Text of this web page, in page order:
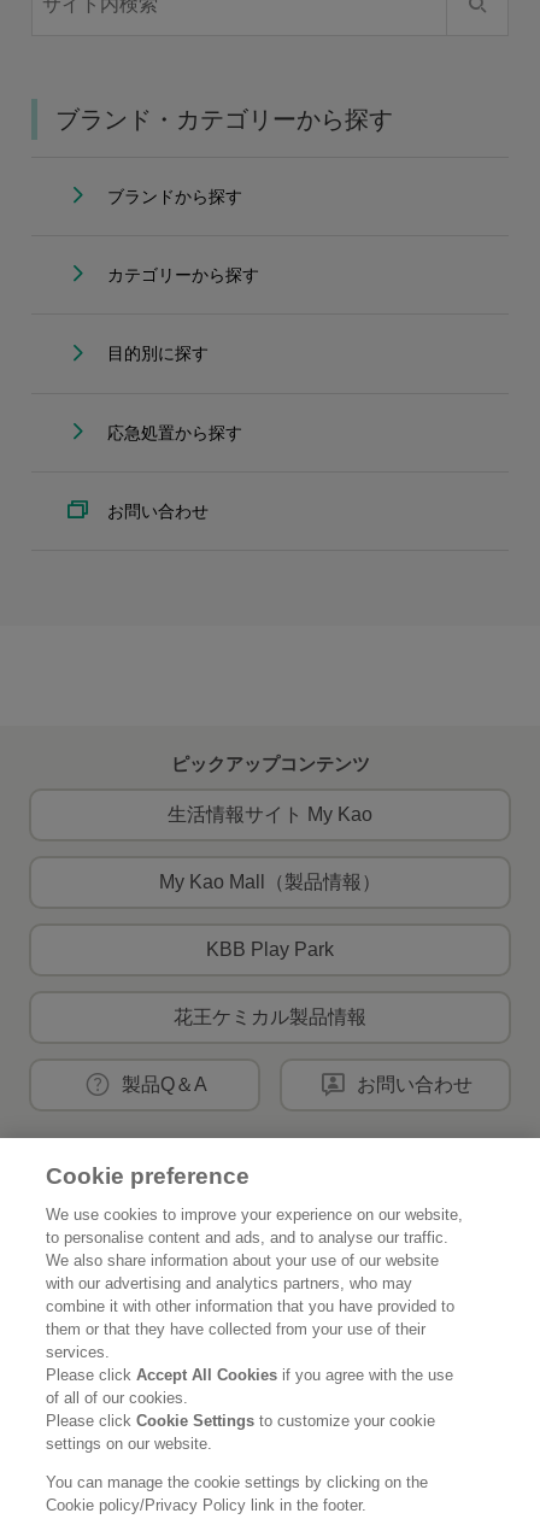
ブランド・カテゴリーから探す
ブランドから探す
カテゴリーから探す
目的別に探す
応急処置から探す
お問い合わせ
ピックアップコンテンツ
生活情報サイト My Kao
My Kao Mall（製品情報）
KBB Play Park
花王ケミカル製品情報
製品Q＆A お問い合わせ
花王公式SNSアカウント
Home 花王について
サステナビリティ イノベーション
ブランド 投資家情報
ニュースルーム 採用情報
Cookie preference
We use cookies to improve your experience on our website,
to personalise content and ads, and to analyse our traffic.
We also share information about your use of our website
with our advertising and analytics partners, who may
combine it with other information that you have provided to
them or that they have collected from your use of their
services.
Please clickAccept All Cookies if you agree with the use
of all of our cookies.
Please clickCookie Settingsto customize your cookie
settings on our website.
You can manage the cookie settings by clicking on the
Cookie policy/Privacy Policy link in the footer.